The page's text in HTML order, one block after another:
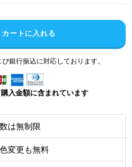
カートに入れる
銀行振込に対応しております。
入金額に含まれています
は無制限
変更も無料